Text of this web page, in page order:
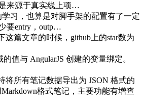
来源于真实线上项…
习，也算是对脚手架的配置有了一定
要entry，outp…
这篇文章的时候，github上的star数为
值与 AngularJS 创建的变量绑定。
将所有笔记数据导出为 JSON 格式的
格式笔记，主要功能有增查